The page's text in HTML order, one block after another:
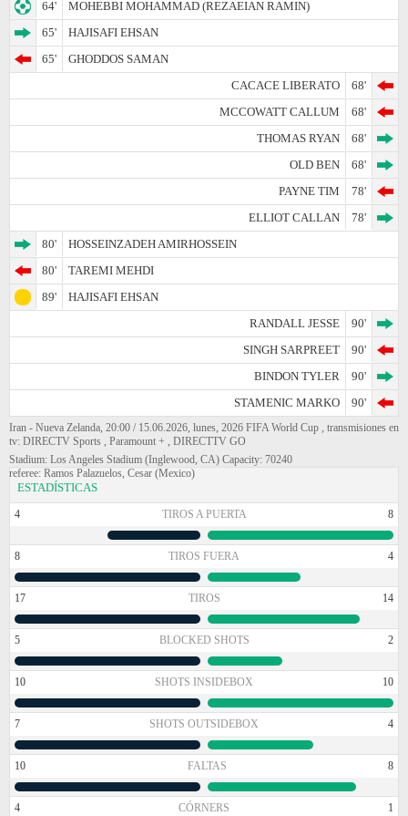
64'
MOHEBBI MOHAMMAD (REZAEIAN RAMIN)
65'
HAJISAFI EHSAN
65'
GHODDOS SAMAN
CACACE LIBERATO
68'
MCCOWATT CALLUM
68'
THOMAS RYAN
68'
OLD BEN
68'
PAYNE TIM
78'
ELLIOT CALLAN
78'
80'
HOSSEINZADEH AMIRHOSSEIN
80'
TAREMI MEHDI
89'
HAJISAFI EHSAN
RANDALL JESSE
90'
SINGH SARPREET
90'
BINDON TYLER
90'
STAMENIC MARKO
90'
Iran - Nueva Zelanda, 20:00 / 15.06.2026, lunes, 2026 FIFA World Cup , transmisiones en
tv: DIRECTV Sports , Paramount + , DIRECTTV GO
Stadium: Los Angeles Stadium (Inglewood, CA) Capacity: 70240
referee: Ramos Palazuelos, Cesar (Mexico)
ESTADÍSTICAS
4 TIROS A PUERTA 8
8 TIROS FUERA 4
17 TIROS 14
5 BLOCKED SHOTS 2
10 SHOTS INSIDEBOX 10
7 SHOTS OUTSIDEBOX 4
10 FALTAS 8
4 CÓRNERS 1